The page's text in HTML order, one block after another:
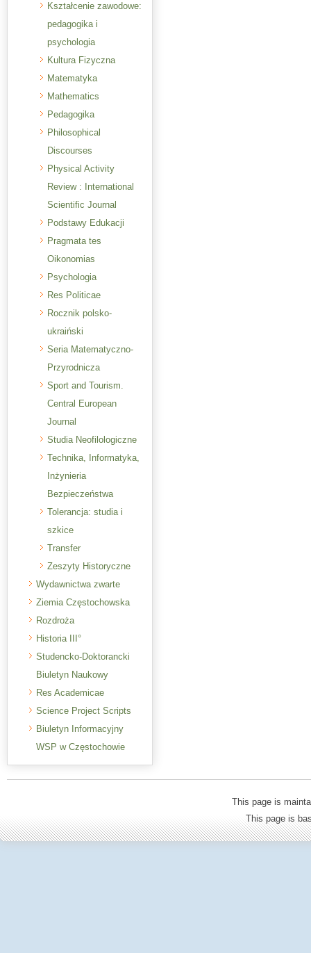
Kształcenie zawodowe:
pedagogika i
psychologia
Kultura Fizyczna
Matematyka
Mathematics
Pedagogika
Philosophical
Discourses
Physical Activity
Review : International
Scientific Journal
Podstawy Edukacji
Pragmata tes
Oikonomias
Psychologia
Res Politicae
Rocznik polsko-
ukraiński
Seria Matematyczno-
Przyrodnicza
Sport and Tourism.
Central European
Journal
Studia Neofilologiczne
Technika, Informatyka,
Inżynieria
Bezpieczeństwa
Tolerancja: studia i
szkice
Transfer
Zeszyty Historyczne
Wydawnictwa zwarte
Ziemia Częstochowska
Rozdroża
Historia III°
Studencko-Doktorancki
Biuletyn Naukowy
Res Academicae
Science Project Scripts
Biuletyn Informacyjny
WSP w Częstochowie
This page is
This page is